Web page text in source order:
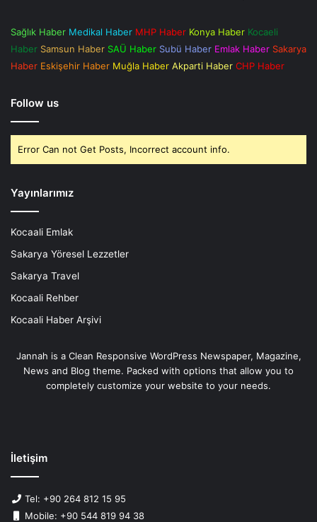
Sağlık Haber Medikal Haber MHP Haber Konya Haber Kocaeli
Haber Samsun Haber SAÜ Haber Subü Haber Emlak Haber Sakarya
Haber Eskişehir Haber Muğla Haber Akparti Haber CHP Haber
Follow us
Error Can not Get Posts, Incorrect account info.
Yayınlarımız
Kocaali Emlak
Sakarya Yöresel Lezzetler
Sakarya Travel
Kocaali Rehber
Kocaali Haber Arşivi
Jannah is a Clean Responsive WordPress Newspaper, Magazine,
News and Blog theme. Packed with options that allow you to
completely customize your website to your needs.
İletişim
Tel: +90 264 812 15 95
Mobile: +90 544 819 94 38